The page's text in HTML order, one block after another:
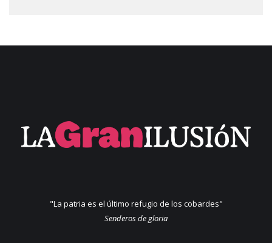
"La patria es el último refugio de los cobardes"
Senderos de gloria